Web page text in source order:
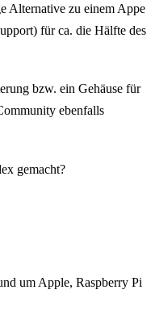
Alternative zu einem Appe
für ca. die Hälfte des
bzw. ein Gehäuse für
ebenfalls
gemacht?
um Apple, Raspberry Pi